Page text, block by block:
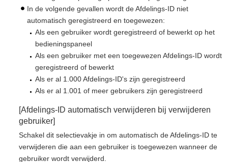
In de volgende gevallen wordt de Afdelings-ID niet
automatisch geregistreerd en toegewezen:
Als een gebruiker wordt geregistreerd of bewerkt op het
bedieningspaneel
Als een gebruiker met een toegewezen Afdelings-ID wordt
geregistreerd of bewerkt
Als er al 1.000 Afdelings-ID's zijn geregistreerd
Als er al 1.001 of meer gebruikers zijn geregistreerd
[Afdelings-ID automatisch verwijderen bij verwijderen
gebruiker]
Schakel dit selectievakje in om automatisch de Afdelings-ID te
verwijderen die aan een gebruiker is toegewezen wanneer de
gebruiker wordt verwijderd.